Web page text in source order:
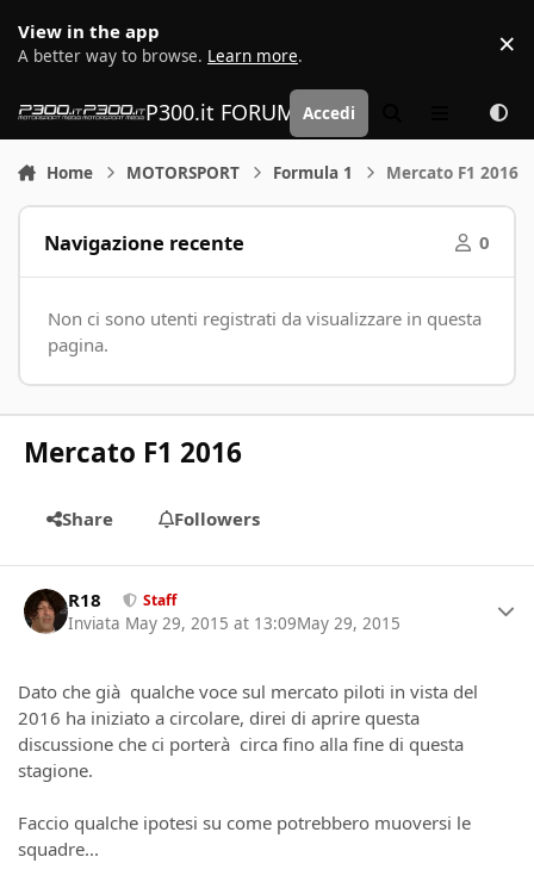
View in the app
A better way to browse. Learn more. ×
P300.it FORUM | Motorsport Media
Accedi
Home MOTORSPORT Formula 1 Mercato F1 2016
Navigazione recente 0
Non ci sono utenti registrati da visualizzare in questa
pagina.
Mercato F1 2016
Share Followers
R18 Staff
Inviata May 29, 2015 at 13:09May 29, 2015
Dato che già qualche voce sul mercato piloti in vista del
2016 ha iniziato a circolare, direi di aprire questa
discussione che ci porterà circa fino alla fine di questa
stagione.
Faccio qualche ipotesi su come potrebbero muoversi le
squadre...